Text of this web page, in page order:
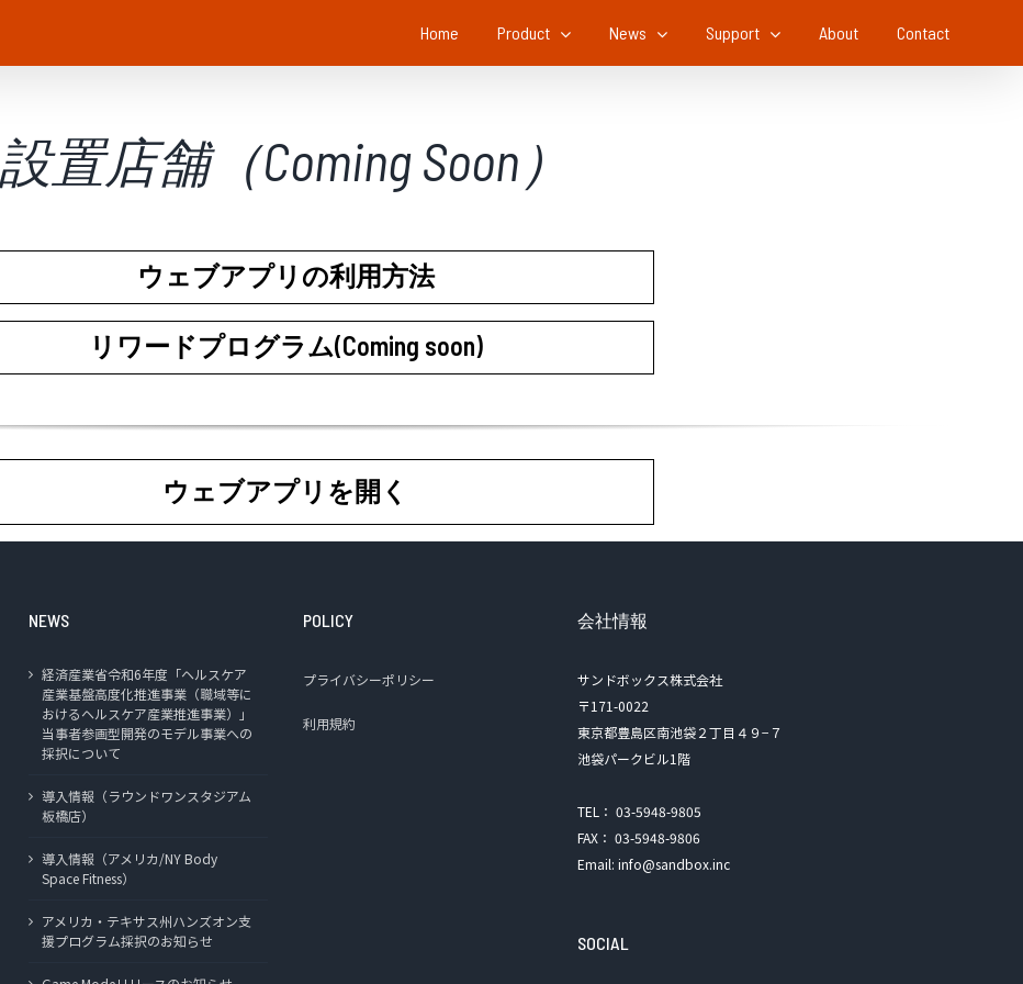
Home Product News Support About Contact
設置店舗（Coming Soon）
ウェブアプリの利用方法
リワードプログラム(Coming soon)
ウェブアプリを開く
NEWS
経済産業省令和6年度「ヘルスケア
産業基盤高度化推進事業（職域等に
おけるヘルスケア産業推進事業）」
当事者参画型開発のモデル事業への
採択について
導入情報（ラウンドワンスタジアム
板橋店）
導入情報（アメリカ/NY Body
Space Fitness）
アメリカ・テキサス州ハンズオン支
援プログラム採択のお知らせ
POLICY
プライバシーポリシー
利用規約
会社情報
サンドボックス株式会社
〒171-0022
東京都豊島区南池袋２丁目４９−７
池袋パークビル1階
TEL： 03-5948-9805
FAX： 03-5948-9806
Email: info@sandbox.inc
SOCIAL